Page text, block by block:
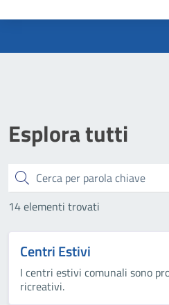
Esplora tutti
Cerca
14 elementi trovati
Centri Estivi
I centri estivi comunali sono
ricreativi.